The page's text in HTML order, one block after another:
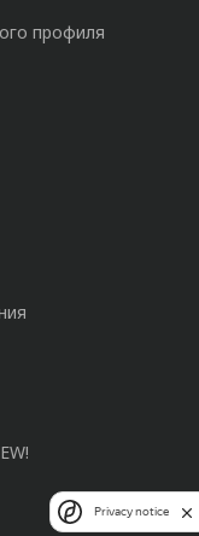
профиля
Privacy notice